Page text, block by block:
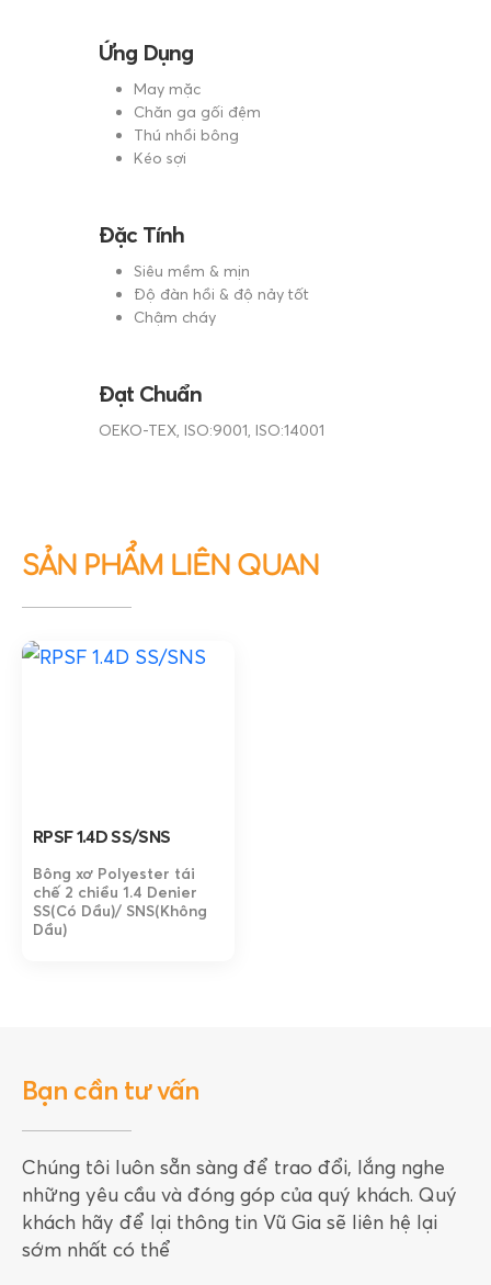
Ứng Dụng
May mặc
Chăn ga gối đệm
Thú nhồi bông
Kéo sợi
Đặc Tính
Siêu mềm & mịn
Độ đàn hồi & độ nảy tốt
Chậm cháy
Đạt Chuẩn
OEKO-TEX, ISO:9001, ISO:14001
SẢN PHẨM LIÊN QUAN
RPSF 1.4D SS/SNS
Bông xơ Polyester tái
chế 2 chiều 1.4 Denier
SS(Có Dầu)/ SNS(Không
Dầu)
Bạn cần tư vấn
Chúng tôi luôn sẵn sàng để trao đổi, lắng nghe
những yêu cầu và đóng góp của quý khách. Quý
khách hãy để lại thông tin Vũ Gia sẽ liên hệ lại
sớm nhất có thể